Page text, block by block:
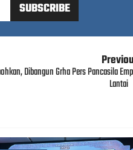
Dibangun Grha Pers Pancasila
Lantai